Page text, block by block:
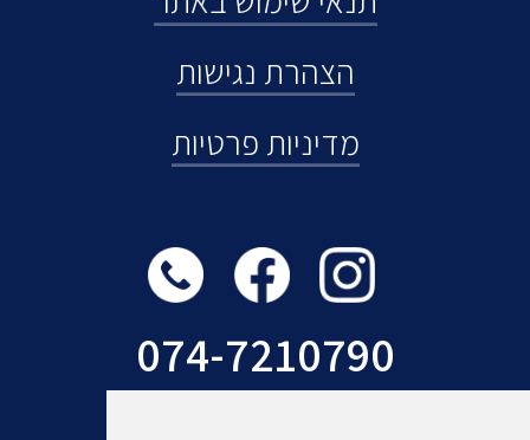
הצהרת נגישות
מדיניות פרטיות
074-7210790